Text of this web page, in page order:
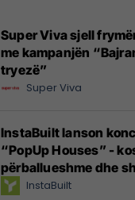
Super Viva sjell
me kampanjën
tryezë”
Super Viva
InstaBuilt lanson
“PopUp Houses” -
përballueshme dhe
maksimale në ndërtim
InstaBuilt